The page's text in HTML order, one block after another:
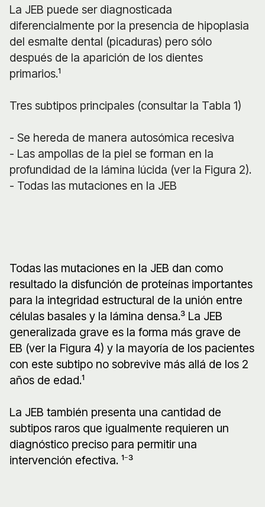
La JEB puede ser diagnosticada
diferencialmente por la presencia de hipoplasia
del esmalte dental (picaduras) pero sólo
después de la aparición de los dientes
primarios.¹
Tres subtipos principales (consultar la Tabla 1)
- Se hereda de manera autosómica recesiva
- Las ampollas de la piel se forman en la
profundidad de la lámina lúcida (ver la Figura 2).
- Todas las mutaciones en la JEB
Todas las mutaciones en la JEB dan como
resultado la disfunción de proteínas importantes
para la integridad estructural de la unión entre
células basales y la lámina densa.³ La JEB
generalizada grave es la forma más grave de
EB (ver la Figura 4) y la mayoría de los pacientes
con este subtipo no sobrevive más allá de los 2
años de edad.¹
La JEB también presenta una cantidad de
subtipos raros que igualmente requieren un
diagnóstico preciso para permitir una
intervención efectiva. ¹⁻³